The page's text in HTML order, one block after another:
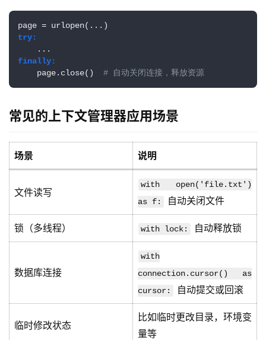
try:
finally:
    page.close()
# 自动关闭连接，释放资源
常见的上下文管理器应用场景
场景 说明
文件读写
with open('file.txt')
as f:
自动关闭文件
锁（多线程） with lock: 自动释放锁
数据库连接
with
connection.cursor() as
cursor:
自动提交或回滚
临时修改状态
比如临时更改目录，环境变
量等